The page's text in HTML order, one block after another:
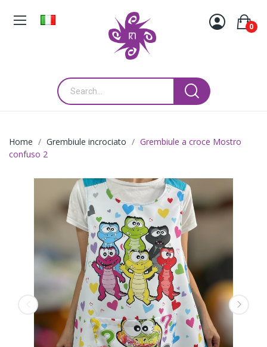
0
Home Grembiule incrociato
Grembiule a croce Mostro
confuso 2